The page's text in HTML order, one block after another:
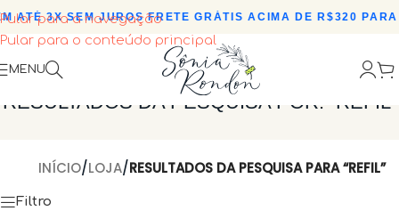
Pular para a navegação
Pular para o conteúdo principal
3X SEM JUROS•FRETE GRÁTIS ACIMA DE R$320 PARA
MENU
RESULTADOS DA PESQUISA POR: “REFIL”
INÍCIO/LOJA/RESULTADOS DA PESQUISA PARA “REFIL”
Filtro